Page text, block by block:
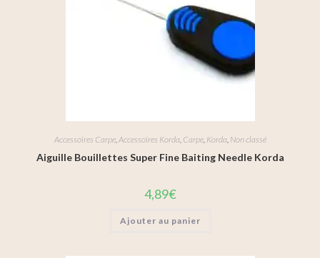
Accessoires Carpe, Accessoires Korda Carpe, Korda Non classé
Aiguille Bouillettes Super Fine Baiting Needle Korda
4,89€
Ajouter au panier